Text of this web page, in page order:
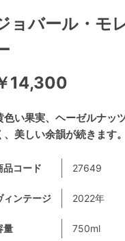
色い果実、ヘーゼルナッ
、美しい余韻が続きます。
ョバール・モ
14,300
品コード 27649
ィンテージ 2022年
量 750ml